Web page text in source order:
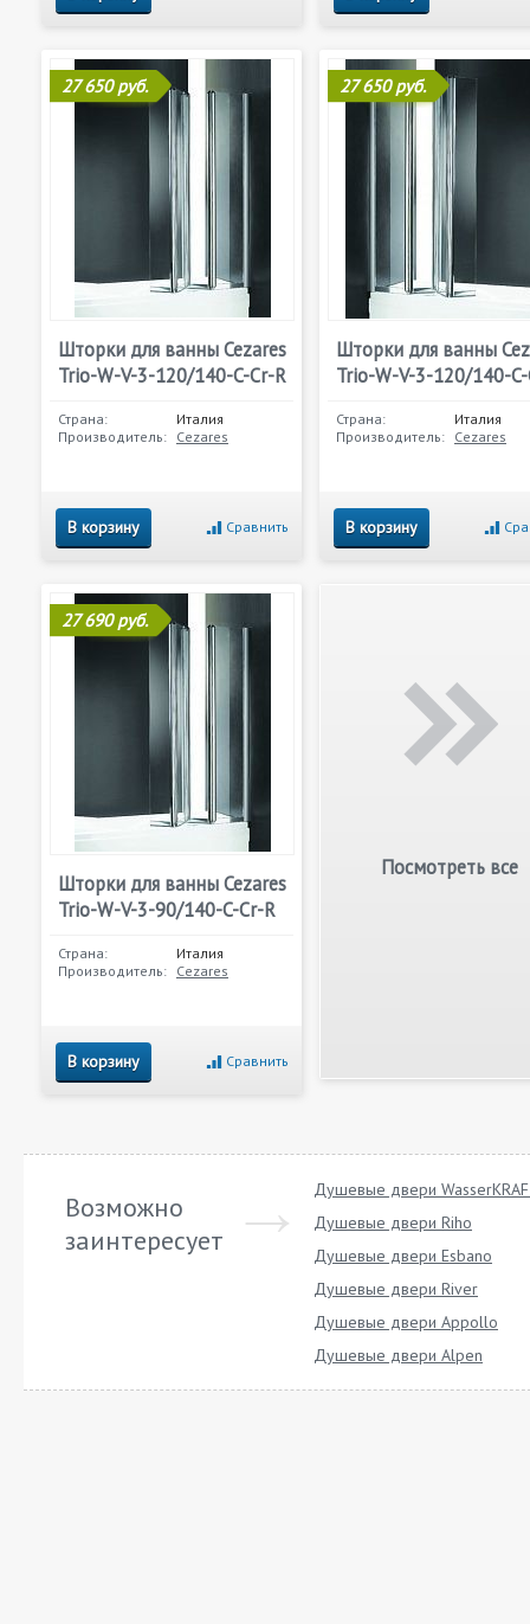
27 650 руб.
Шторки для ванны Cezares
Trio-W-V-3-120/140-C-Cr-R
Страна:
Италия
Производитель: Cezares
В корзину Сравнить
27 650 руб.
Шторки для ванны
Trio-W-V-3-120/140-
Страна:
Италия
Производитель: Cezares
В корзину
27 690 руб.
Шторки для ванны Cezares
Trio-W-V-3-90/140-C-Cr-R
Страна:
Италия
Производитель: Cezares
В корзину Сравнить
Посмотреть все
Возможно
заинтересует
Душевые двери
Душевые двери Riho
Душевые двери Esbano
Душевые двери River
Душевые двери Appollo
Душевые двери Alpen